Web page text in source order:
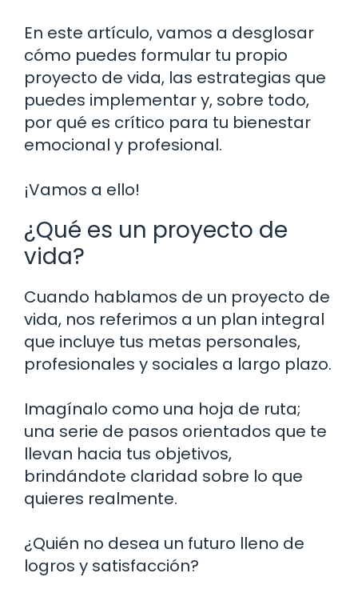
En este artículo, vamos a desglosar
cómo puedes formular tu propio
proyecto de vida, las estrategias que
puedes implementar y, sobre todo,
por qué es crítico para tu bienestar
emocional y profesional.
¡Vamos a ello!
¿Qué es un proyecto de
vida?
Cuando hablamos de un proyecto de
vida, nos referimos a un plan integral
que incluye tus metas personales,
profesionales y sociales a largo plazo.
Imagínalo como una hoja de ruta;
una serie de pasos orientados que te
llevan hacia tus objetivos,
brindándote claridad sobre lo que
quieres realmente.
¿Quién no desea un futuro lleno de
logros y satisfacción?